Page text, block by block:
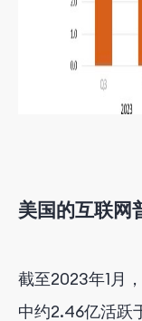
美国的互联网
截至2023年1月
中约2.46亿活跃